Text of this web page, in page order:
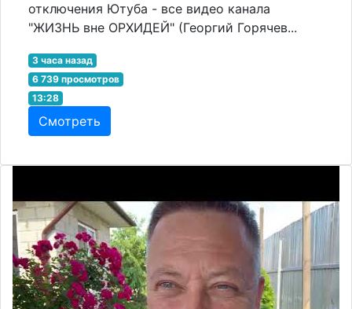
отключения Ютуба - все видео канала
"ЖИЗНЬ вне ОРХИДЕЙ" (Георгий Горячев...
3 часа назад
6 739 просмотров
13:28
Смотреть